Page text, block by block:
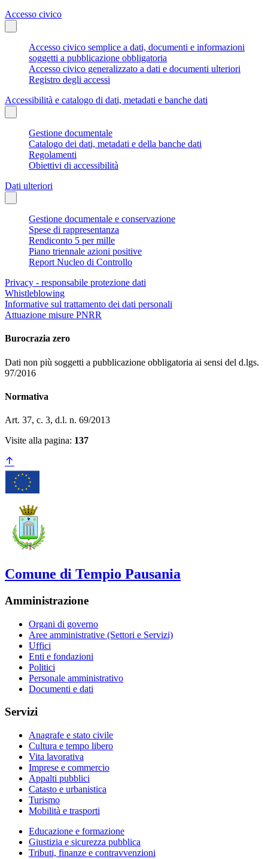
Accesso civico
Accesso civico semplice a dati, documenti e informazioni
soggetti a pubblicazione obbligatoria
Accesso civico generalizzato a dati e documenti ulteriori
Registro degli accessi
Accessibilità e catalogo di dati, metadati e banche dati
Gestione documentale
Catalogo dei dati, metadati e della banche dati
Regolamenti
Obiettivi di accessibilità
Dati ulteriori
Gestione documentale e conservazione
Spese di rappresentanza
Rendiconto 5 per mille
Piano triennale azioni positive
Report Nucleo di Controllo
Privacy - responsabile protezione dati
Whistleblowing
Informative sul trattamento dei dati personali
Attuazione misure PNRR
Burocrazia zero
Dati non più soggetti a pubblicazione obbligatoria ai sensi del d.lgs.
97/2016
Normativa
Art. 37, c. 3, d.l. n. 69/2013
Visite alla pagina: 137
Comune di Tempio Pausania
Amministrazione
Organi di governo
Aree amministrative (Settori e Servizi)
Uffici
Enti e fondazioni
Politici
Personale amministrativo
Documenti e dati
Servizi
Anagrafe e stato civile
Cultura e tempo libero
Vita lavorativa
Imprese e commercio
Appalti pubblici
Catasto e urbanistica
Turismo
Mobilità e trasporti
Educazione e formazione
Giustizia e sicurezza pubblica
Tributi, finanze e contravvenzioni